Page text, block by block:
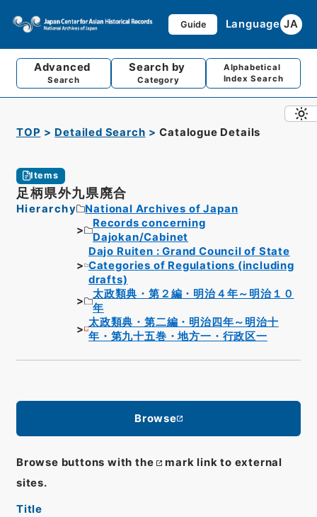
Guide Language JA
Advanced
Search
Search by
Category
Alphabetical
Index Search
TOP Detailed Search Catalogue Details
Items
足柄県外九県廃合
Hierarchy
National Archives of Japan
Records concerning
Dajokan/Cabinet
Dajo Ruiten : Grand Council of State
Categories of Regulations (including
drafts)
太政類典・第２編・明治４年～明治１０
年
太政類典・第二編・明治四年～明治十
年・第九十五巻・地方一・行政区一
Browse
Browse buttons with the
mark link to external
sites.
Title